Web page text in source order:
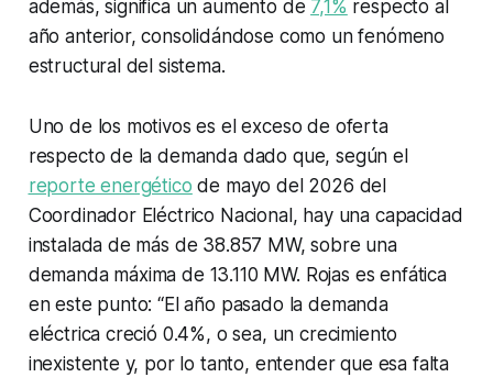
además, significa un aumento de 7,1% respecto al
año anterior, consolidándose como un fenómeno
estructural del sistema.
Uno de los motivos es el exceso de oferta
respecto de la demanda dado que, según el
reporte energético de mayo del 2026 del
Coordinador Eléctrico Nacional, hay una capacidad
instalada de más de 38.857 MW, sobre una
demanda máxima de 13.110 MW. Rojas es enfática
en este punto: “El año pasado la demanda
eléctrica creció 0.4%, o sea, un crecimiento
inexistente y, por lo tanto, entender que esa falta